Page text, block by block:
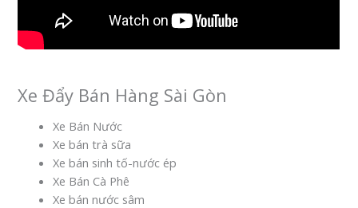
Xe Đẩy Bán Hàng Sài Gòn
Xe Bán Nước
Xe bán trà sữa
Xe bán sinh tố-nước ép
Xe Bán Cà Phê
Xe bán nước sâm